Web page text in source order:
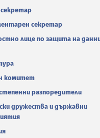
секретар
лице по защита на
комитет
разпоредители
дружества и държавни